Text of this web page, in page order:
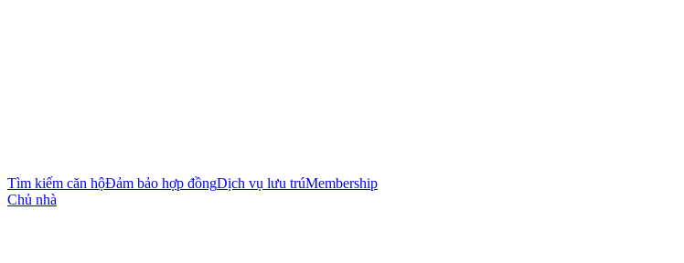
Tìm kiếm căn hộĐảm bảo hợp đồngDịch vụ lưu trúMembership
Chủ nhà